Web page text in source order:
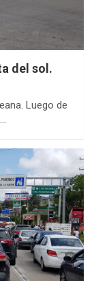
del sol.
Luego de